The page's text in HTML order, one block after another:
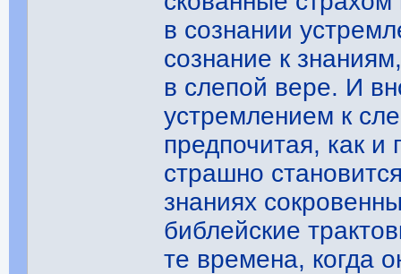
в сознании
сознание к
в слепой вере. И
устремлением к
предпочитая, как
страшно
знаниях
библейские
те времена, когда